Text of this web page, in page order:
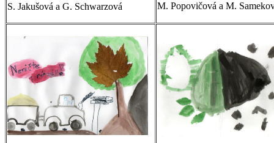
S. Jakušová a G. Schwarzová M. Popovičová a M.